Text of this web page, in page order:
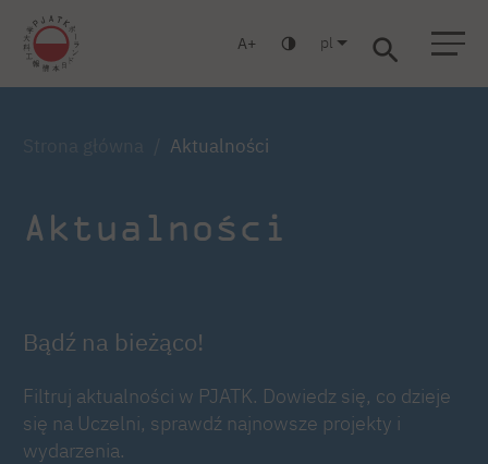
Warszawa Gdańsk Liceum Studia podyplomowe Studia MBA
A pl
Aktualności
Aktualności
Bądź na bieżąco!
Filtruj aktualności w PJATK. Dowiedz się, co dzieje
się na Uczelni, sprawdź najnowsze projekty i
wydarzenia.